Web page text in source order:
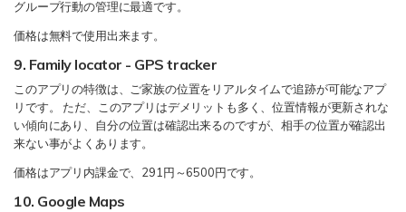
グループ行動の管理に最適です。
価格は無料で使用出来ます。
9. Family locator - GPS tracker
このアプリの特徴は、ご家族の位置をリアルタイムで追跡が可能なアプ
リです。 ただ、このアプリはデメリットも多く、位置情報が更新されな
い傾向にあり、自分の位置は確認出来るのですが、相手の位置が確認出
来ない事がよくあります。
価格はアプリ内課金で、291円～6500円です。
10. Google Maps